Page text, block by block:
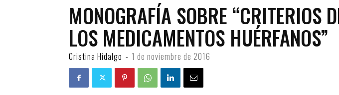
MONOGRAFÍA SOBRE “CRITERIOS
LOS MEDICAMENTOS HUÉRFANOS”
Cristina Hidalgo - 1 de noviembre de 2016